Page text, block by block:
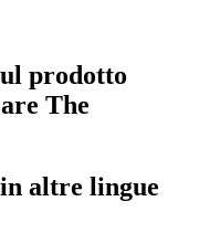
prodotto
The
altre lingue